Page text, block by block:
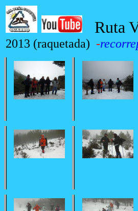
Ruta
2013 (raquetada) -